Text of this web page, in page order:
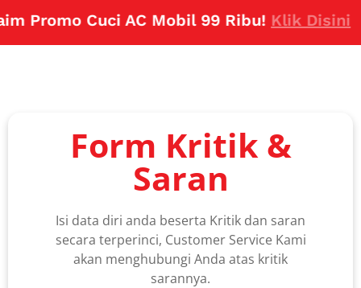
Promo Cuci AC Mobil 99 Ribu!Klik Disini
Form Kritik &
Saran
Isi data diri anda beserta Kritik dan saran
secara terperinci, Customer Service Kami
akan menghubungi Anda atas kritik
sarannya.